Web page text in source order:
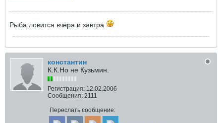
Рыба ловится вчера и завтра
константин
К.К.Но не Кузьмин.
Регистрация: 12.02.2006
Сообщения: 2111
Переслать сообщение: